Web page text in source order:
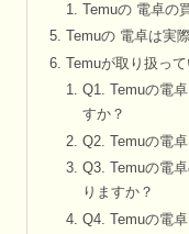
Temuの 電卓の
Temuの 電卓は実
Temuが取り扱っ
Q1. Temuの電
すか？
Q2. Temuの電
Q3. Temuの電
りますか？
Q4. Temuの電